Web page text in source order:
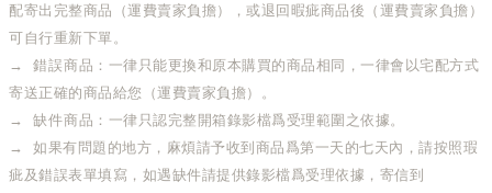
配寄出完整商品 （運費賣家負擔） ，或退回暇疵商品後（運費賣家負擔）
可自行重新下單。
→  錯誤商品： 一律只能更換和原本購買的商品相同， 一律會以宅配方式
寄送正確的商品給您 （運費賣家負擔） 。
→  缺件商品：一律只認完整開箱錄影檔爲受理範圍之依據。
→ 如果有問題的地方，麻煩請予收到商品爲第一天的七天內， 請按照瑕
疵及錯誤表單填寫，如遇缺件請提供錄影檔爲受理依據，寄信到